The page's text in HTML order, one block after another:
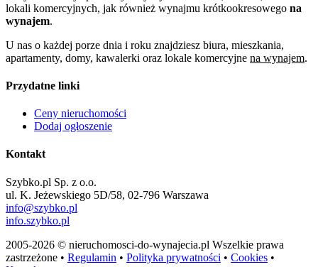
lokali komercyjnych, jak również wynajmu krótkookresowego na
wynajem.
U nas o każdej porze dnia i roku znajdziesz biura, mieszkania,
apartamenty, domy, kawalerki oraz lokale komercyjne na wynajem.
Przydatne linki
Ceny nieruchomości
Dodaj ogłoszenie
Kontakt
Szybko.pl Sp. z o.o.
ul. K. Jeżewskiego 5D/58, 02-796 Warszawa
info@szybko.pl
info.szybko.pl
2005-2026 © nieruchomosci-do-wynajecia.pl Wszelkie prawa
zastrzeżone • Regulamin • Polityka prywatności • Cookies •